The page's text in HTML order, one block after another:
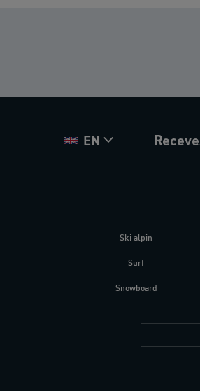
EN
Ski alpin
Surf
Snowboard